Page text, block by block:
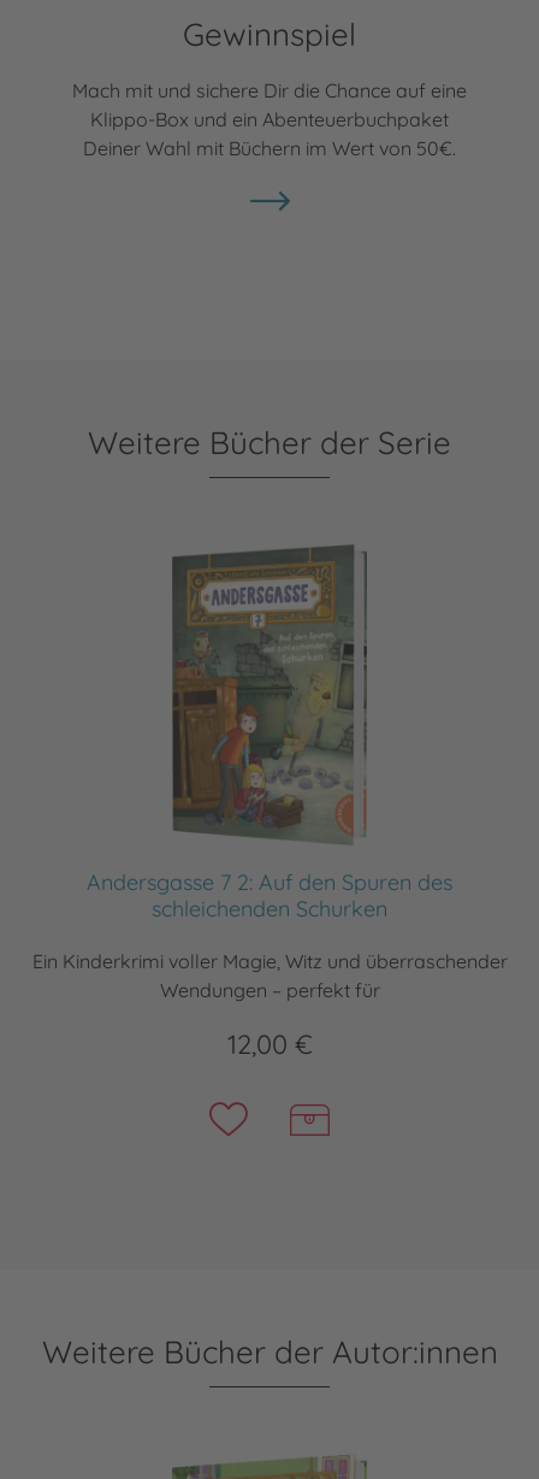
Gewinnspiel
Mach mit und sichere Dir die Chance auf eine
Klippo-Box und ein Abenteuerbuchpaket
Deiner Wahl mit Büchern im Wert von 50€.
Weitere Bücher der Serie
Andersgasse 7 2: Auf den Spuren des
schleichenden Schurken
Ein Kinderkrimi voller Magie, Witz und überraschender
Wendungen – perfekt für
12,00 €
Weitere Bücher der Autor:innen